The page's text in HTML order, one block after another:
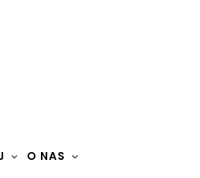
O NAS